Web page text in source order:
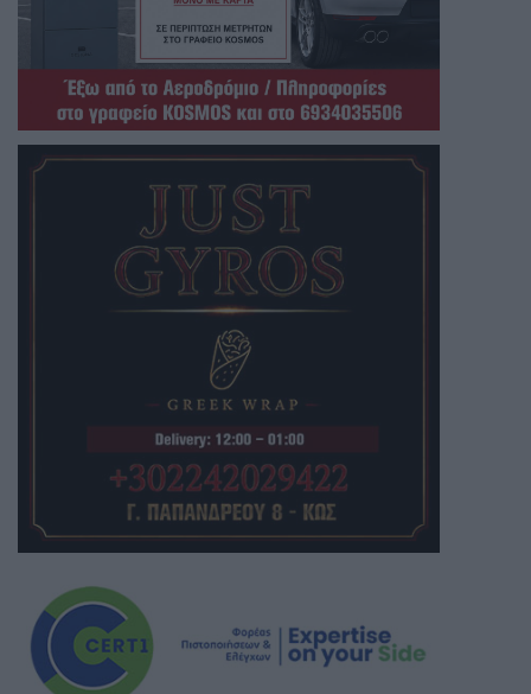
Έλα εντάξει μικρέ δώσε πίσω τις
επιστολές που σου γράφουν-
εκτίθεσαι άλλο με μπαρουφες!!!
Πουθενακια της πολιτικης